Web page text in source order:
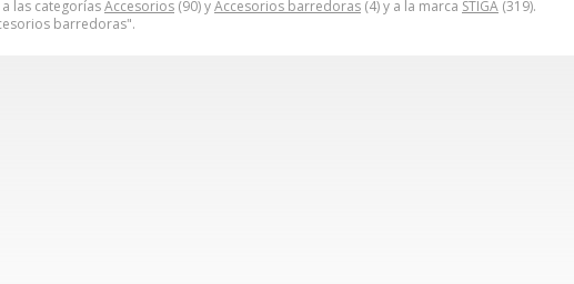
las categoríasAccesorios (90) yAccesorios barredoras (4) y a la marca STIGA (319).
barredoras".